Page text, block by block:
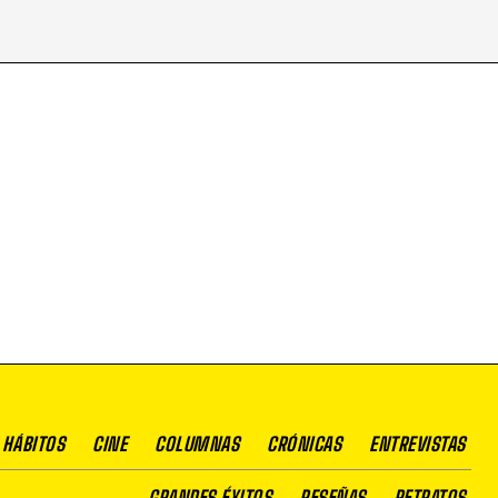
CINE COLUMNAS CRÓNICAS ENTREVISTAS